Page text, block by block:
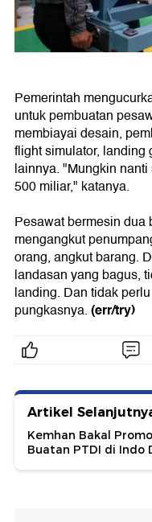
Pemerintah
untuk pembuatan
membiayai desain,
flight simulator, landing
lainnya. "Mungkin
500 miliar," katanya.
Pesawat bermesin
mengangkut
orang, angkut barang.
landasan yang bagus,
landing. Dan tidak
pungkasnya.(err/try)
Artikel
Kemhan Bakal
Buatan PTDI di Indo